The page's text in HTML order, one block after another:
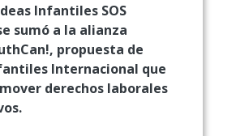
Infantiles SOS
sumó a la alianza
propuesta de
Internacional que
derechos laborales